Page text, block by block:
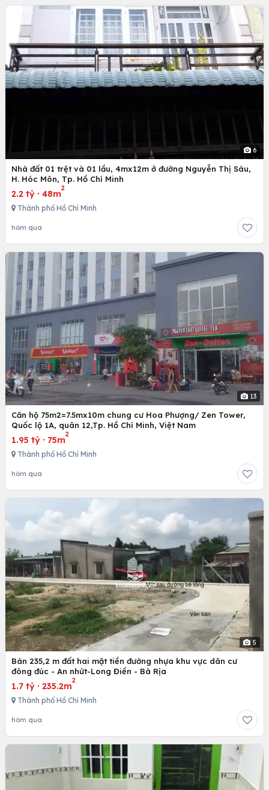
6
Nhà đất 01 trệt và 01 lầu, 4mx12m ở đường Nguyễn Thị Sáu,
H. Hóc Môn, Tp. Hồ Chí Minh
2.2 tỷ · 48m
2
Thành phố Hồ Chí Minh
hôm qua
13
Căn hộ 75m2=7.5mx10m chung cư Hoa Phượng/ Zen Tower,
Quốc lộ 1A, quân 12,Tp. Hồ Chí Minh, Việt Nam
1.95 tỷ · 75m
2
Thành phố Hồ Chí Minh
hôm qua
5
Bán 235,2 m đất hai mặt tiền đường nhựa khu vực dân cư
đông đúc - An nhứt-Long Điền - Bà Rịa
1.7 tỷ · 235.2m
2
Thành phố Hồ Chí Minh
hôm qua